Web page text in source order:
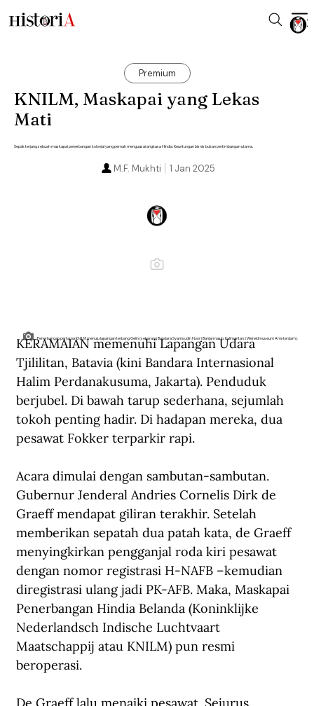
Premium
KNILM, Maskapai yang Lekas
Mati
Sepak terjang sebuah maskapai penerbangan kolonial yang pernah menguasai angkasa Hindia. Keuntungan bisnis bukan pertimbangan utama.
1 Jan 2025
M.F. Mukhti
Penerbangan pertama KNILM menuju lapangan terbang Oelin (sekarang Bandara Syamsudin Noor) Banjarmasin, Kalimantan. (Wereldmuseum Amsterdam).
KERAMAIAN memenuhi Lapangan Udara
Tjililitan, Batavia (kini Bandara Internasional
Halim Perdanakusuma, Jakarta). Penduduk
berjubel. Di bawah tarup sederhana, sejumlah
tokoh penting hadir. Di hadapan mereka, dua
pesawat Fokker terparkir rapi.
Acara dimulai dengan sambutan-sambutan.
Gubernur Jenderal Andries Cornelis Dirk de
Graeff mendapat giliran terakhir. Setelah
memberikan sepatah dua patah kata, de Graeff
menyingkirkan pengganjal roda kiri pesawat
dengan nomor registrasi H-NAFB –kemudian
diregistrasi ulang jadi PK-AFB. Maka, Maskapai
Penerbangan Hindia Belanda (Koninklijke
Nederlandsch Indische Luchtvaart
Maatschappij atau KNILM) pun resmi
beroperasi.